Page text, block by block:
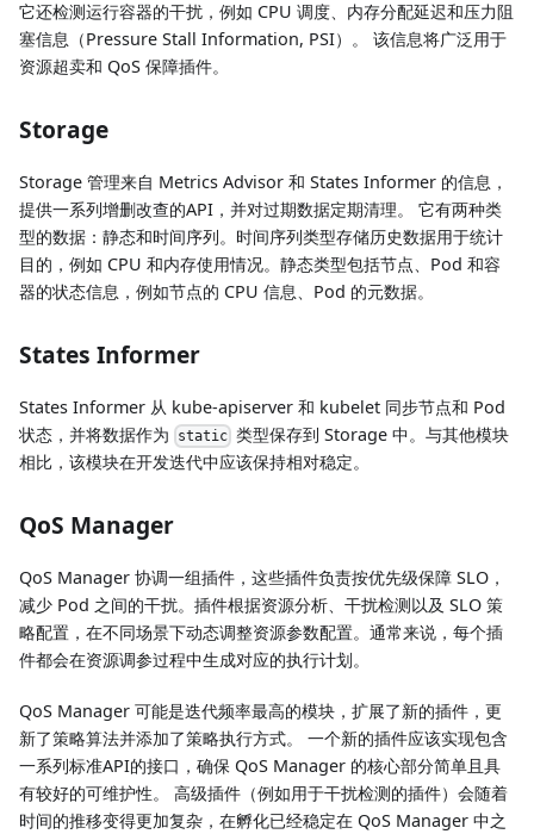
它还检测运行容器的干扰，例如 CPU 调度、内存分配延迟和压力阻
塞信息（Pressure Stall Information, PSI）。 该信息将广泛用于
资源超卖和 QoS 保障插件。
Storage
Storage 管理来自 Metrics Advisor 和 States Informer 的信息，
提供一系列增删改查的API，并对过期数据定期清理。 它有两种类
型的数据：静态和时间序列。时间序列类型存储历史数据用于统计
目的，例如 CPU 和内存使用情况。静态类型包括节点、Pod 和容
器的状态信息，例如节点的 CPU 信息、Pod 的元数据。
States Informer
States Informer 从 kube-apiserver 和 kubelet 同步节点和 Pod
状态，并将数据作为
static 类型保存到 Storage 中。与其他模块
相比，该模块在开发迭代中应该保持相对稳定。
QoS Manager
QoS Manager 协调一组插件，这些插件负责按优先级保障 SLO，
减少 Pod 之间的干扰。插件根据资源分析、干扰检测以及 SLO 策
略配置，在不同场景下动态调整资源参数配置。通常来说，每个插
件都会在资源调参过程中生成对应的执行计划。
QoS Manager 可能是迭代频率最高的模块，扩展了新的插件，更
新了策略算法并添加了策略执行方式。 一个新的插件应该实现包含
一系列标准API的接口，确保 QoS Manager 的核心部分简单且具
有较好的可维护性。 高级插件（例如用于干扰检测的插件）会随着
时间的推移变得更加复杂，在孵化已经稳定在 QoS Manager 中之